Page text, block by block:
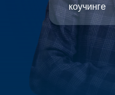
коучинге